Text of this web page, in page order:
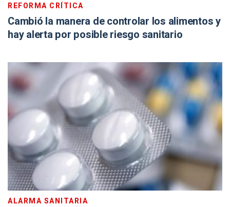
REFORMA CRÍTICA
Cambió la manera de controlar los alimentos y
hay alerta por posible riesgo sanitario
ALARMA SANITARIA